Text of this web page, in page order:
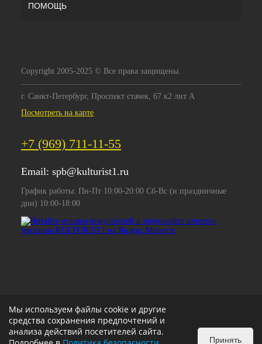
ПОМОЩЬ
Copyright 2005-2025 © Все права защищены.
г. Санкт-Петербург, Проспект стачек, 67 к2 лит А
Посмотреть на карте
+7 (969) 711-11-55
Email: spb@kulturist1.ru
График работы: Пн-Пт 10:00-20:00 Сб-Вс (и праздничные
дни) 10:00-18:00
Мы используем файлы cookie и другие
средства сохранения предпочтений и
анализа действий посетителей сайта.
Принять